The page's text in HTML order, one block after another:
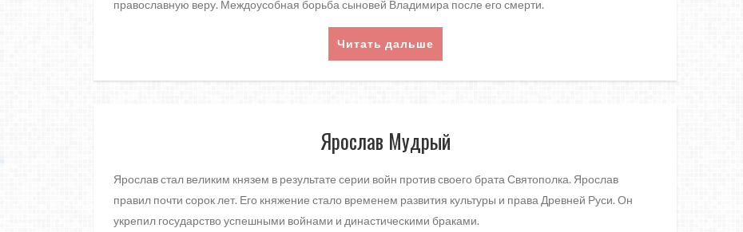
православную веру. Междоусобная борьба сыновей Владимира после его смерти.
Читать дальше
Ярослав Мудрый
Ярослав стал великим князем в результате серии войн против своего брата Святополка. Ярослав
правил почти сорок лет. Его княжение стало временем развития культуры и права Древней Руси. Он
укрепил государство успешными войнами и династическими браками.